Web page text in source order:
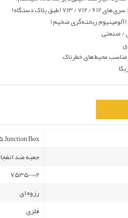
(طبق پلاک دستگاه)
ریخته‌گری ضخیم)
/ صنعتی
مناسب محیط‌های خطرناک
Box
جعبه ضد
7535-002
رزوه ای
فلزی